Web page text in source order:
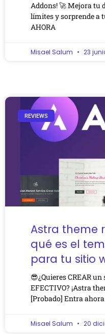
Addons! 🚀 Mejora tu
límites y sorprende a
AHORA
Misael Salum 23
REVIEWS
Astra theme
qué es el
para tu sitio
😎¿Quieres CREAR
EFECTIVO? ¡Astra
[Probado] Entra
Misael Salum 20